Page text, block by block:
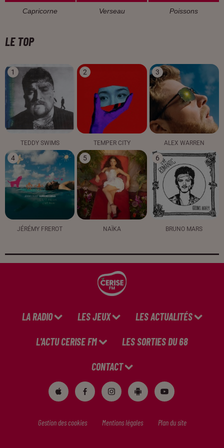
Capricorne Verseau Poissons
LE TOP
1
TEDDY SWIMS
2
TEMPER CITY
3
ALEX WARREN
4
JÉRÉMY FREROT
5
NAÏKA
6
BRUNO MARS
LA RADIO LES JEUX LES ACTUALITÉS
L'ACTU CERISE FM LES SORTIES DU 68
CONTACT
Gestion des cookies Mentions légales Plan du site